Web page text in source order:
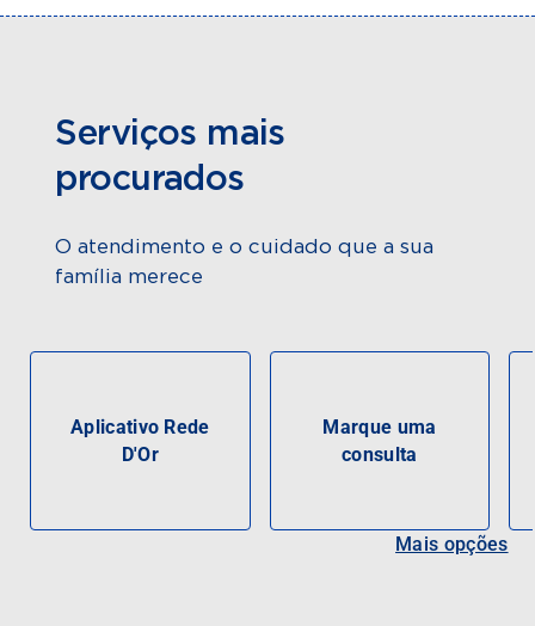
Serviços mais
procurados
O atendimento e o cuidado que a sua
família merece
Aplicativo Rede
D'Or
Marque uma
consulta
Mais opções